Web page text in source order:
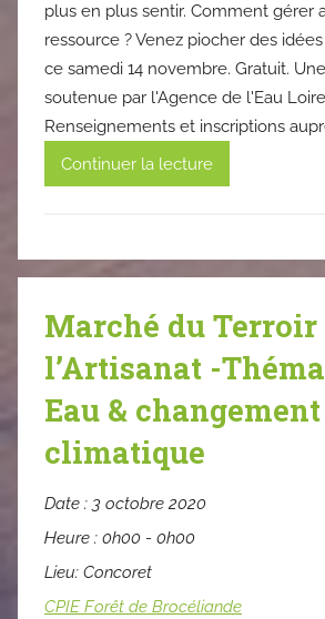
plus en plus sentir. Comment gérer
ressource ? Venez piocher des
ce samedi 14 novembre. Gratuit.
soutenue par l'Agence de l'Eau
Renseignements et inscriptions
Continuer la lecture
Marché du Terroir
l’Artisanat -
Eau & changement
climatique
Date : 3 octobre 2020
Heure : 0h00 - 0h00
Lieu: Concoret
CPIE Forêt de Brocéliande